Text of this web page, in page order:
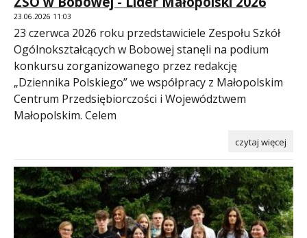
23.06.2026 11:03
23 czerwca 2026 roku przedstawiciele Zespołu Szkół
Ogólnokształcących w Bobowej stanęli na podium
konkursu zorganizowanego przez redakcję
„Dziennika Polskiego” we współpracy z Małopolskim
Centrum Przedsiębiorczości i Województwem
Małopolskim. Celem
czytaj więcej